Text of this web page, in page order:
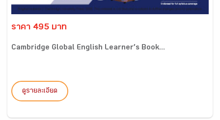
ราคา 495 บาท
Cambridge Global English Learner’s Book...
ดูรายละเอียด